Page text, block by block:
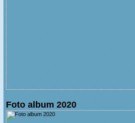
Foto album 2020